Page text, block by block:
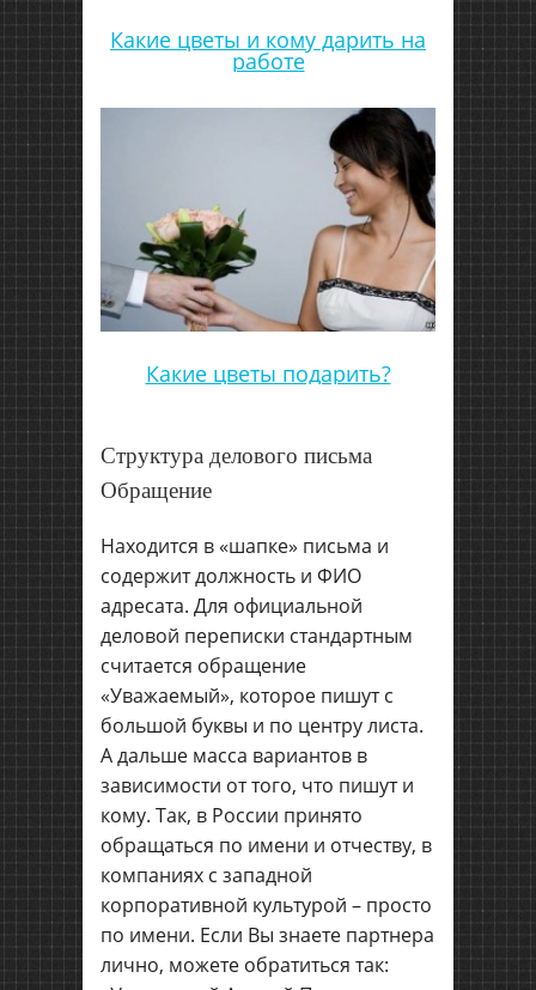
Какие цветы и кому дарить на
работе
Какие цветы подарить?
Структура делового письма
Обращение
Находится в «шапке» письма и
содержит должность и ФИО
адресата. Для официальной
деловой переписки стандартным
считается обращение
«Уважаемый», которое пишут с
большой буквы и по центру листа.
А дальше масса вариантов в
зависимости от того, что пишут и
кому. Так, в России принято
обращаться по имени и отчеству, в
компаниях с западной
корпоративной культурой – просто
по имени. Если Вы знаете партнера
лично, можете обратиться так: